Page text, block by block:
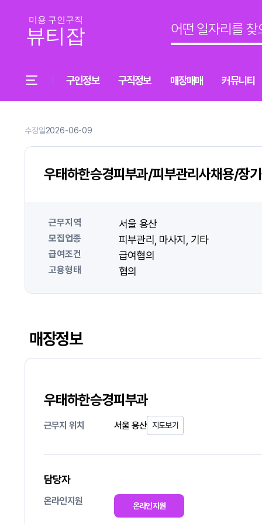
구인정보 구직정보 매장매매 커뮤니티
수정일2026-06-09
우태하한승경피부과/피부관리사채용/장
근무지역 서울 용산
모집업종 피부관리 마사지 기타
급여조건 급여협의
고용형태 협의
매장정보
우태하한승경피부과
근무지 위치 서울 용산 지도보기
담당자
온라인지원 온라인지원